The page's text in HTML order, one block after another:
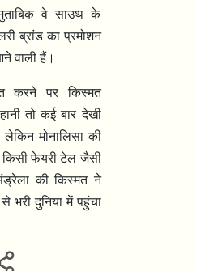
वे साउथ के
ब्रांड का प्रमोशन
वाली हैं।
करने पर किस्मत
तो कई बार देखी
मोनालिसा की
फेयरी टेल जैसी
की किस्मत ने
भरी दुनिया में पहुंचा